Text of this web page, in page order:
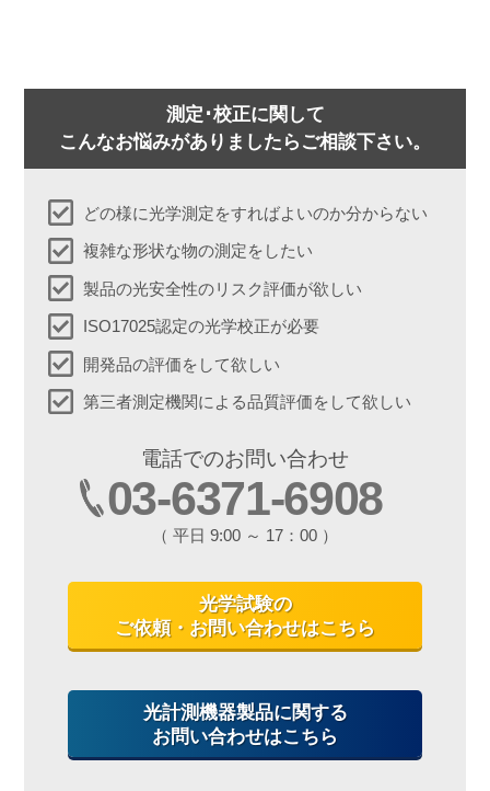
測定･校正に関して
こんなお悩みがありましたらご相談下さい。
どの様に光学測定をすればよいのか分からない
複雑な形状な物の測定をしたい
製品の光安全性のリスク評価が欲しい
ISO17025認定の光学校正が必要
開発品の評価をして欲しい
第三者測定機関による品質評価をして欲しい
電話でのお問い合わせ
03-6371-6908
（ 平日 9:00 ～ 17：00 ）
光学試験の
ご依頼・お問い合わせはこちら
光計測機器製品に関する
お問い合わせはこちら